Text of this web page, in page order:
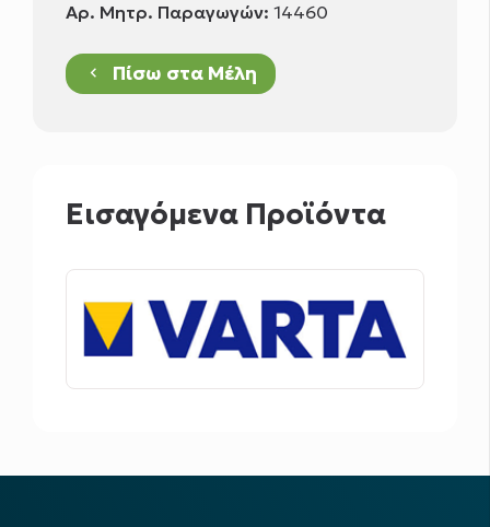
Αρ. Μητρ. Παραγωγών: 14460
keyboard_arrow_left Πίσω στα Μέλη
Εισαγόμενα Προϊόντα